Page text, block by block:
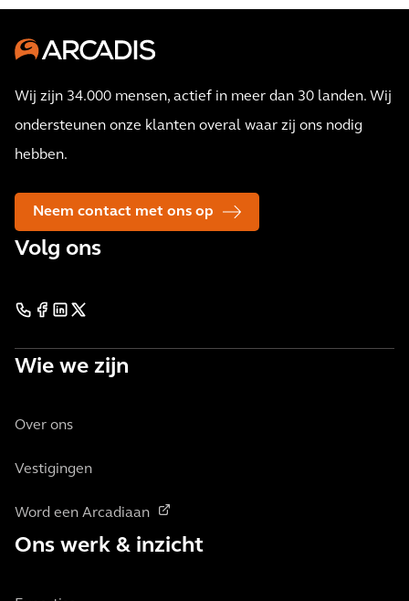
Wij zijn 34.000 mensen, actief in meer dan 30 landen. Wij
ondersteunen onze klanten overal waar zij ons nodig
hebben.
Neem contact met ons op
Volg ons
Wie we zijn
Over ons
Vestigingen
Word een Arcadiaan
Ons werk & inzicht